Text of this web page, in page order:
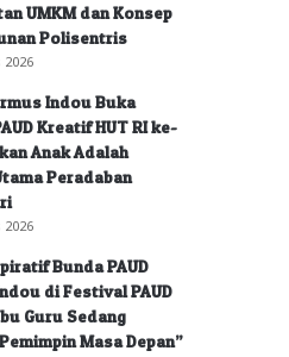
UMKM dan Konsep
Polisentris
2026
Indou Buka
Kreatif HUT RI ke-
Anak Adalah
Peradaban
2026
Bunda PAUD
di Festival PAUD
Guru Sedang
Masa Depan”